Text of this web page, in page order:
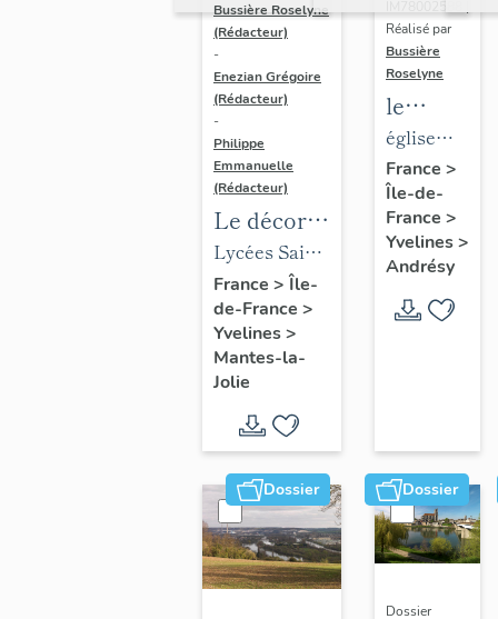
Bussière Roselyne
(Rédacteur)
-
Enezian Grégoire
(Rédacteur)
-
Philippe
Emmanuelle
(Rédacteur)
Le décor
des lycées
de Mantes
Lycées Saint-
Exupéry et
Jean Rostand
France > Île-
de-France >
Yvelines>
Mantes-la-
Jolie
Réalisé par
Bussière
Roselyne
le
mobilier
de
l'église
Saint-
Germain-
de-
Paris
église
paroissiale
Saint-
Germain
France >
Île-de-
France >
Yvelines>
Andrésy
Dossier Dossier
Dossier